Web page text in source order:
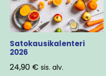
Satokausikalenteri
2026
24,90 € sis. alv.